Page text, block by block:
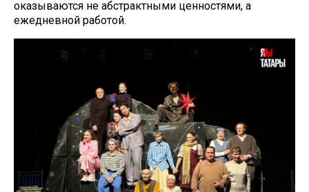
оказываются не абстрактными ценностями, а
ежедневной работой.